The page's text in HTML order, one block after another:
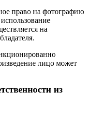
право на фотографию
на
лицо может
из